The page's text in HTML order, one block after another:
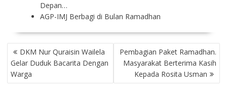
Depan…
AGP-IMJ Berbagi di Bulan Ramadhan
P
O
S
T
DKM Nur Quraisin Wailela
Gelar Duduk Bacarita Dengan
Warga
Pembagian Paket Ramadhan.
Masyarakat Berterima Kasih
Kepada Rosita Usman